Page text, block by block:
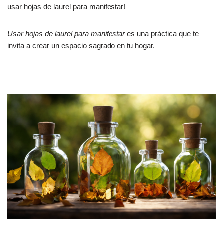
usar hojas de laurel para manifestar!
Usar hojas de laurel para manifestares una práctica que te
invita a crear un espacio sagrado en tu hogar.